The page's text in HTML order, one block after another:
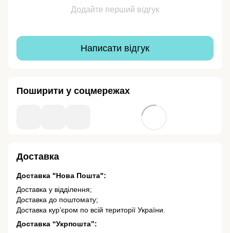
Додайте перший відгук
Написати відгук
Поширити у соцмережах
Доставка
Доставка "Нова Пошта":
Доставка у відділення;
Доставка до поштомату;
Доставка кур’єром по всій території України.
Доставка “Укрпошта”: